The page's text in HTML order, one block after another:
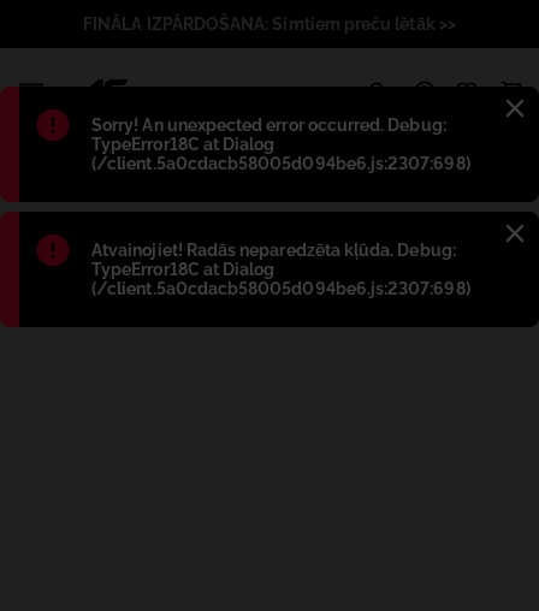
Błąd:
Sorry! An unexpected error occurred. Debug:
TypeError18C at Dialog
(/client.5a0cdacb58005d094be6.js:2307:698)
Błąd:
Atvainojiet! Radās neparedzēta kļūda. Debug:
TypeError18C at Dialog
(/client.5a0cdacb58005d094be6.js:2307:698)
FINĀLA IZPĀRDOŠANA: Simtiem preču lētāk >>